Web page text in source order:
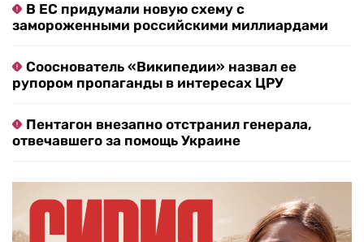
В ЕС придумали новую схему с
замороженными российскими миллиардами
Сооснователь «Википедии» назвал ее
рупором пропаганды в интересах ЦРУ
Пентагон внезапно отстранил генерала,
отвечавшего за помощь Украине